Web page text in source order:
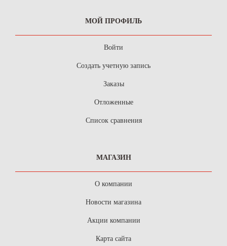
МОЙ ПРОФИЛЬ
Войти
Создать учетную запись
Заказы
Отложенные
Список сравнения
МАГАЗИН
О компании
Новости магазина
Акции компании
Карта сайта